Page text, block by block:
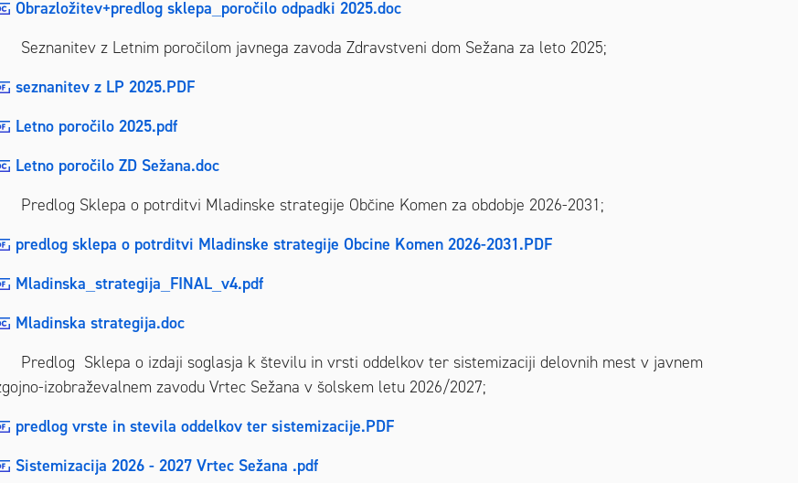
Obrazložitev+predlog sklepa_poročilo odpadki 2025.doc
Seznanitev z Letnim poročilom javnega zavoda Zdravstveni dom Sežana za leto 2025;
seznanitev z LP 2025.PDF
Letno poročilo 2025.pdf
Letno poročilo ZD Sežana.doc
Sklepa o potrditvi Mladinske strategije Občine Komen za obdobje 2026-2031;
predlog sklepa o potrditvi Mladinske strategije Obcine Komen 2026-2031.PDF
Mladinska_strategija_FINAL_v4.pdf
Mladinska strategija.doc
Predlog Sklepa o izdaji soglasja k številu in vrsti oddelkov ter sistemizaciji delovnih mest v javnem
izobraževalnem zavodu Vrtec Sežana v šolskem letu 2026/2027;
predlog vrste in stevila oddelkov ter sistemizacije.PDF
Sistemizacija 2026 - 2027 Vrtec Sežana .pdf